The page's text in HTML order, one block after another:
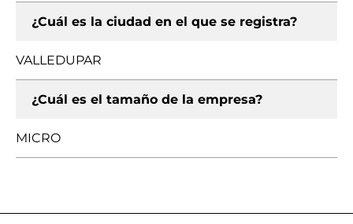
¿Cuál es la ciudad en el que se registra?
VALLEDUPAR
¿Cuál es el tamaño de la empresa?
MICRO